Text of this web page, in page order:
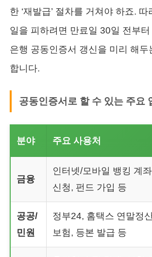
한 ‘재발급’ 절차를 거쳐야 하죠.
일을 피하려면 만료일 30일 전부
은행 공동인증서 갱신을 미리 해두
합니다.
공동인증서로 할 수 있는 주요
분야 주요 사용처
금융
인터넷/모바일 뱅킹 계
신청, 펀드 가입 등
공공/
민원
정부24, 홈택스 연말정
보험, 등본 발급 등